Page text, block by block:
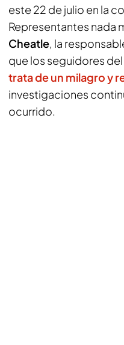
este 22 de julio en la
Representantes nada
Cheatle, la
que los seguidores
trata de un milagro y
investigaciones
ocurrido.